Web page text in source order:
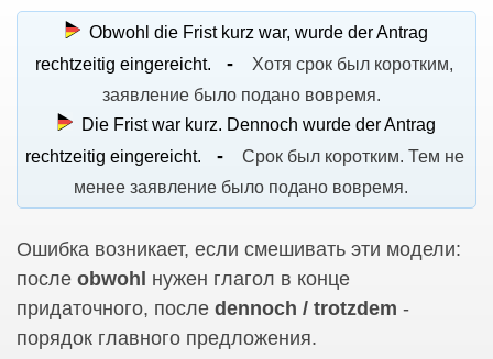
Obwohl die Frist kurz war, wurde der Antrag
rechtzeitig eingereicht.
Хотя срок был коротким,
заявление было подано вовремя.
Die Frist war kurz. Dennoch wurde der Antrag
rechtzeitig eingereicht.
Срок был коротким. Тем не
менее заявление было подано вовремя.
Ошибка возникает, если смешивать эти модели:
после obwohl нужен глагол в конце
придаточного, после dennoch / trotzdem -
порядок главного предложения.